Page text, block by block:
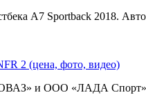
A7 Sportback 2018.
2 (цена, фото, видео)
и ООО «ЛАДА Спорт»